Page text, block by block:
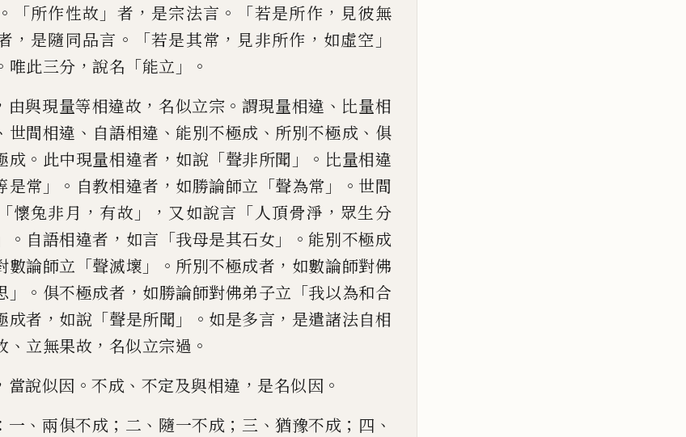
。「所作性故 」 者 ， 是宗法言 。「若是所作 ， 見彼無
， 是隨同品言 。「若是其常 ， 見非所作 ， 如虛空 」
唯此三分 ， 說名 「能立 」。
由與現量等相違故 ，名似立宗 。 謂現量相違 、 比量相
世間相違 、 自語相違 、 能別不極成 、 所別不極成 、 俱
成 。 此中現量相違者 ， 如說 「聲非所聞 」。 比量相違
是常 」。 自教相違者 ， 如勝論師立 「聲為常 」。 世間
「懷兔非月 ， 有故 」， 又如說言 「人頂骨淨 ， 眾生分
。 自語相違者 ， 如言 「我母是其石女 」。 能別不極成
數論師立 「聲滅壞 」。 所別不極成者 ， 如數論師對佛
」。 俱不極成者 ， 如勝論師對佛弟子立 「我以為和合
成者 ， 如說 「聲是所聞 」。 如是多言 ， 是遣諸法自相
、 立無果故 ， 名似立宗過 。
當說似因 。 不成 、 不定及與相違 ， 是名似因 。
： 一 、兩俱不成 ； 二 、 隨一不成 ； 三 、猶豫不成 ； 四 、